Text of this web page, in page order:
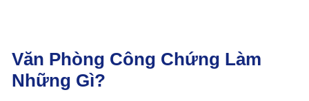
Văn Phòng Công Chứng Làm
Những Gì?